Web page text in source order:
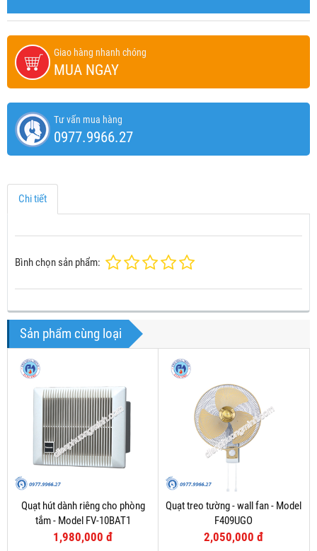
Giao hàng nhanh chóng
MUA NGAY
Tư vấn mua hàng
0977.9966.27
Chi tiết
Bình chọn sản phẩm:
Sản phẩm cùng loại
Quạt hút dành riêng cho phòng
tắm - Model FV-10BAT1
1,980,000 đ
Quạt treo tường - wall fan - Model
F409UGO
2,050,000 đ